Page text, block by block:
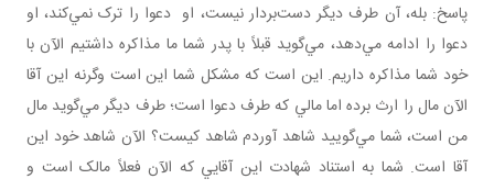
پاسخ: بله، آن طرف ديگر دست‌بردار نيست، او دعوا را ترک نمي‌کند، او
دعوا را ادامه مي‌دهد، مي‌گويد قبلاً با پدر شما ما مذاکره داشتيم الآن با
خود شما مذاکره داريم. اين است که مشکل شما اين است وگرنه اين آقا
الآن مال را ارث برده اما مالي که طرف دعوا است؛ طرف ديگر مي‌گويد مال
من است، شما مي‌گوييد شاهد آوردم شاهد کيست؟ الآن شاهد خود اين
آقا است. شما به استناد شهادت اين آقايي که الآن فعلاً مالک است و